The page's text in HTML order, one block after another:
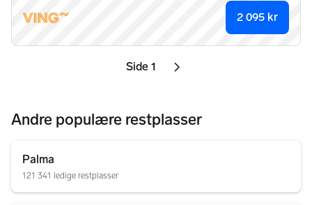
2 095 kr
Sider
Side 1 Neste side
ikon
Andre populære restplasser
Palma
121 341 ledige restplasser